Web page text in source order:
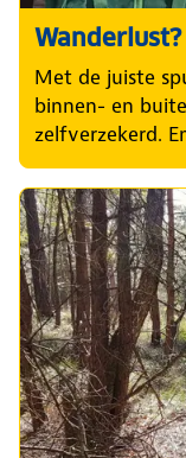
Wanderlust?
Met de juiste
binnen- en
zelfverzekerd.